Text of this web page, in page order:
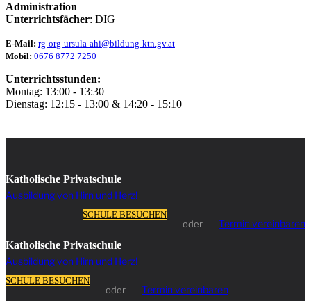
Administration
Unterrichtsfächer: DIG
E-Mail: rg-org-ursula-ahi@bildung-ktn.gv.at
Mobil: 0676 8772 7250
Unterrichtsstunden:
Montag: 13:00 - 13:30
Dienstag: 12:15 - 13:00 & 14:20 - 15:10
Katholische Privatschule
Ausbildung von Hirn und Herz!
Termin vereinbaren
oder
SCHULE BESUCHEN
Katholische Privatschule
Ausbildung von Hirn und Herz!
SCHULE BESUCHEN
oder Termin vereinbaren